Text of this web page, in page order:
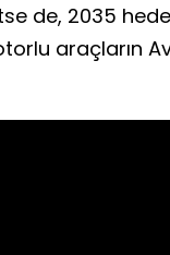
de, 2035
araçların